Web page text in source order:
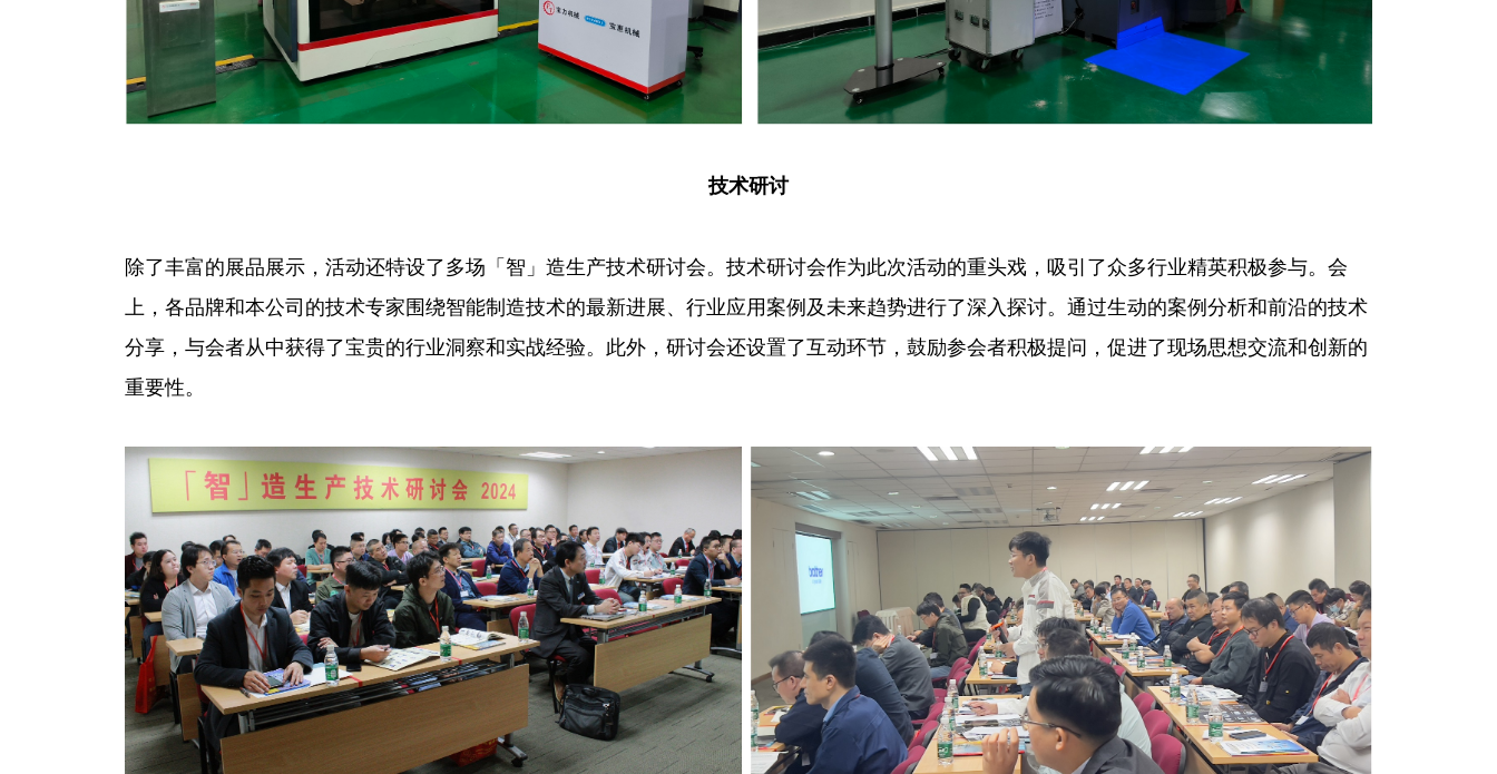
技术研讨
除了丰富的展品展示，活动还特设了多场「智」造生产技术研讨会。技术研讨会作为此次活动的重头戏，吸引了众多行业精英积极参与。会
上，各品牌和本公司的技术专家围绕智能制造技术的最新进展、行业应用案例及未来趋势进行了深入探讨。通过生动的案例分析和前沿的技术
分享，与会者从中获得了宝贵的行业洞察和实战经验。此外，研讨会还设置了互动环节，鼓励参会者积极提问，促进了现场思想交流和创新的
重要性。